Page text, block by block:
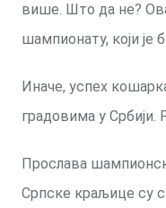
више. Што да не?
шампионату, који је
Иначе, успех
градовима у Србији.
Прослава
Српске краљице су